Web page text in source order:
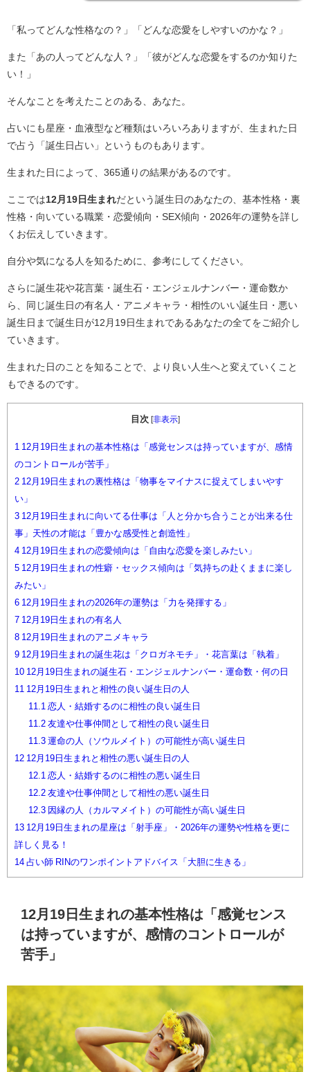
「私ってどんな性格なの？」「どんな恋愛をしやすいのかな？」
また「あの人ってどんな人？」「彼がどんな恋愛をするのか知りた
い！」
そんなことを考えたことのある、あなた。
占いにも星座・血液型など種類はいろいろありますが、生まれた日
で占う「誕生日占い」というものもあります。
生まれた日によって、365通りの結果があるのです。
ここでは12月19日生まれだという誕生日のあなたの、基本性格・裏
性格・向いている職業・恋愛傾向・SEX傾向・2026年の運勢を詳し
くお伝えしていきます。
自分や気になる人を知るために、参考にしてください。
さらに誕生花や花言葉・誕生石・エンジェルナンバー・運命数か
ら、同じ誕生日の有名人・アニメキャラ・相性のいい誕生日・悪い
誕生日まで誕生日が12月19日生まれであるあなたの全てをご紹介し
ていきます。
生まれた日のことを知ることで、より良い人生へと変えていくこと
もできるのです。
目次 非表示]
1 12月19日生まれの基本性格は「感覚センスは持っていますが、感情
のコントロールが苦手」
2 12月19日生まれの裏性格は「物事をマイナスに捉えてしまいやす
い」
3 12月19日生まれに向いてる仕事は「人と分かち合うことが出来る仕
事」天性の才能は「豊かな感受性と創造性」
4 12月19日生まれの恋愛傾向は「自由な恋愛を楽しみたい」
5 12月19日生まれの性癖・セックス傾向は「気持ちの赴くままに楽し
みたい」
6 12月19日生まれの2026年の運勢は「力を発揮する」
7 12月19日生まれの有名人
8 12月19日生まれのアニメキャラ
9 12月19日生まれの誕生花は「クロガネモチ」・花言葉は「執着」
10 12月19日生まれの誕生石・エンジェルナンバー・運命数・何の日
11 12月19日生まれと相性の良い誕生日の人
11.1 恋人・結婚するのに相性の良い誕生日
11.2友達や仕事仲間として相性の良い誕生日
11.3運命の人（ソウルメイト）の可能性が高い誕生日
12 12月19日生まれと相性の悪い誕生日の人
12.1 恋人・結婚するのに相性の悪い誕生日
12.2友達や仕事仲間として相性の悪い誕生日
12.3因縁の人（カルマメイト）の可能性が高い誕生日
13 12月19日生まれの星座は「射手座」・2026年の運勢や性格を更に
詳しく見る！
14 占い師 RINのワンポイントアドバイス「大胆に生きる」
12月19日生まれの基本性格は「感覚センス
は持っていますが、感情のコントロールが
苦手」